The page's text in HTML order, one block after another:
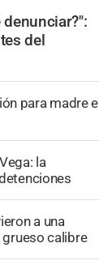
denunciar?":
del
para madre e
la
a una
grueso calibre